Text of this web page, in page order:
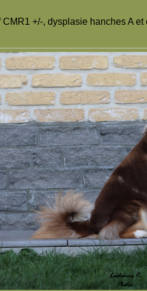
+/-, dysplasie hanches A